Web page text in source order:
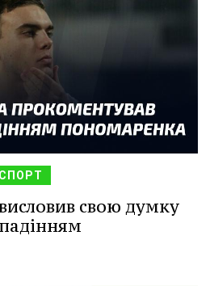
СПОРТ
свою думку